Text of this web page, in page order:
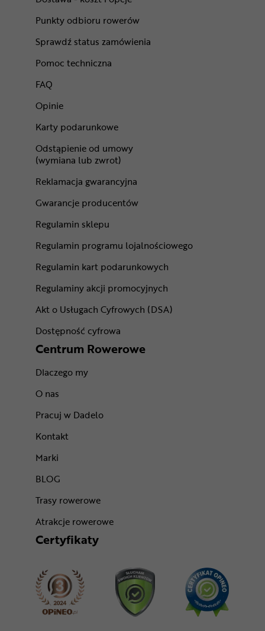
Punkty odbioru rowerów
Sprawdź status zamówienia
Pomoc techniczna
FAQ
Opinie
Karty podarunkowe
Odstąpienie od umowy
(wymiana lub zwrot)
Reklamacja gwarancyjna
Gwarancje producentów
Regulamin sklepu
Regulamin programu lojalnościowego
Regulamin kart podarunkowych
Regulaminy akcji promocyjnych
Akt o Usługach Cyfrowych (DSA)
Dostępność cyfrowa
Centrum Rowerowe
Dlaczego my
O nas
Pracuj w Dadelo
Kontakt
Marki
BLOG
Trasy rowerowe
Atrakcje rowerowe
Certyfikaty